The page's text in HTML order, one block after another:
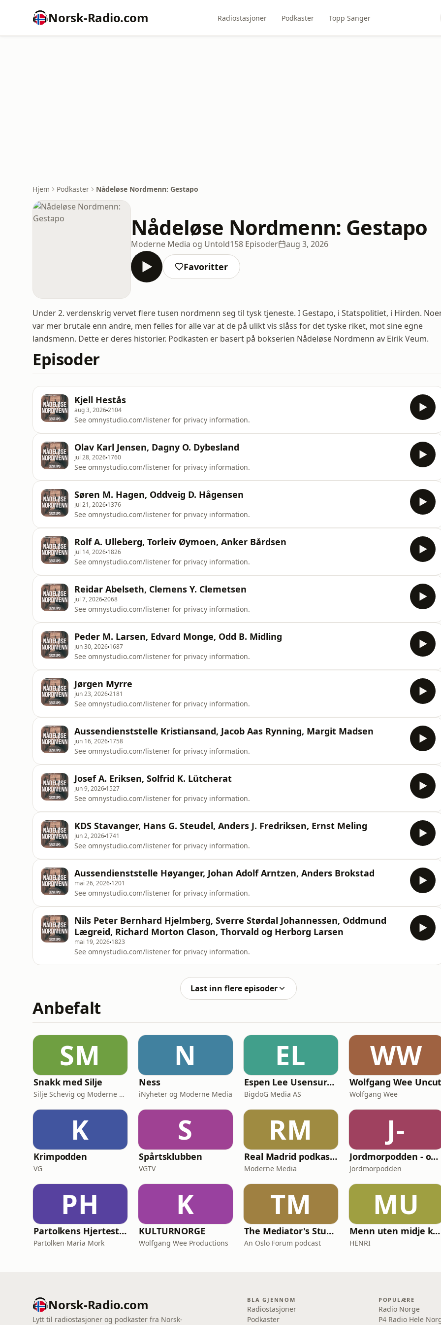
Norsk-Radio.com Radiostasjoner Podkaster Topp Sanger
Hjem Podkaster Nådeløse Nordmenn: Gestapo
Nådeløse Nordmenn: Gestapo
Moderne Media og Untold158 Episoder aug 3, 2026
Favoritter
Under 2. verdenskrig vervet flere tusen nordmenn seg til tysk tjeneste. I Gestapo, i Statspolitiet, i Hirden.
var mer brutale enn andre, men felles for alle var at de på ulikt vis slåss for det tyske riket, mot sine egne
landsmenn. Dette er deres historier. Podkasten er basert på bokserien Nådeløse Nordmenn av Eirik Veum.
Episoder
Kjell Hestås
aug 3, 20262104
See omnystudio.com/listener for privacy information.
Olav Karl Jensen, Dagny O. Dybesland
jul 28, 2026 1760
See omnystudio.com/listener for privacy information.
Søren M. Hagen, Oddveig D. Hågensen
jul 21, 2026 1376
See omnystudio.com/listener for privacy information.
Rolf A. Ulleberg, Torleiv Øymoen, Anker Bårdsen
jul 14, 2026 1826
See omnystudio.com/listener for privacy information.
Reidar Abelseth, Clemens Y. Clemetsen
jul 7, 20262068
See omnystudio.com/listener for privacy information.
Peder M. Larsen, Edvard Monge, Odd B. Midling
jun 30, 2026 1687
See omnystudio.com/listener for privacy information.
Jørgen Myrre
jun 23, 20262181
See omnystudio.com/listener for privacy information.
Aussendienststelle Kristiansand, Jacob Aas Rynning, Margit Madsen
jun 16, 2026 1758
See omnystudio.com/listener for privacy information.
Josef A. Eriksen, Solfrid K. Lütcherat
jun 9, 2026 1527
See omnystudio.com/listener for privacy information.
KDS Stavanger, Hans G. Steudel, Anders J. Fredriksen, Ernst Meling
jun 2, 2026 1741
See omnystudio.com/listener for privacy information.
Aussendienststelle Høyanger, Johan Adolf Arntzen, Anders Brokstad
mai 26, 2026 1201
See omnystudio.com/listener for privacy information.
Nils Peter Bernhard Hjelmberg, Sverre Størdal Johannessen, Oddmund
Lægreid, Richard Morton Clason, Thorvald og Herborg Larsen
mai 19, 2026 1823
See omnystudio.com/listener for privacy information.
Last inn flere episoder
Anbefalt
SM
Snakk med Silje
Silje Schevig og Moderne Media
N
Ness
iNyheter og Moderne Media
EL
Espen Lee Usensurert
BigdoG Media AS
WW
Wolfgang Wee
Wolfgang Wee
K
Krimpodden
VG
S
Spårtsklubben
VGTV
RM
Real Madrid podkasten uten navn
Moderne Media
J-
Jordmorpodden - om graviditet fødsel og barseltid
Jordmorpodden
PH
Partolkens Hjertestarter
Partolken Maria Mork
K
KULTURNORGE
Wolfgang Wee Productions
TM
The Mediator's Studio
An Oslo Forum podcast
MU
Menn uten midje kan også lese
HENRI
Norsk-Radio.com
Lytt til radiostasjoner og podkaster fra Norsk-
BLA GJENNOM
Radiostasjoner
Podkaster
POPULÆRE
Radio Norge
P4 Radio Hele